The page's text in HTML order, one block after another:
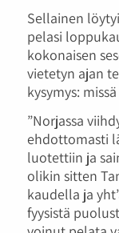
Sellainen
pelasi
kokonaisen
vietetyn ajan
kysymys:
”Norjassa
ehdottomasti
luotettiin ja
olikin sitten
kaudella ja
fyysistä